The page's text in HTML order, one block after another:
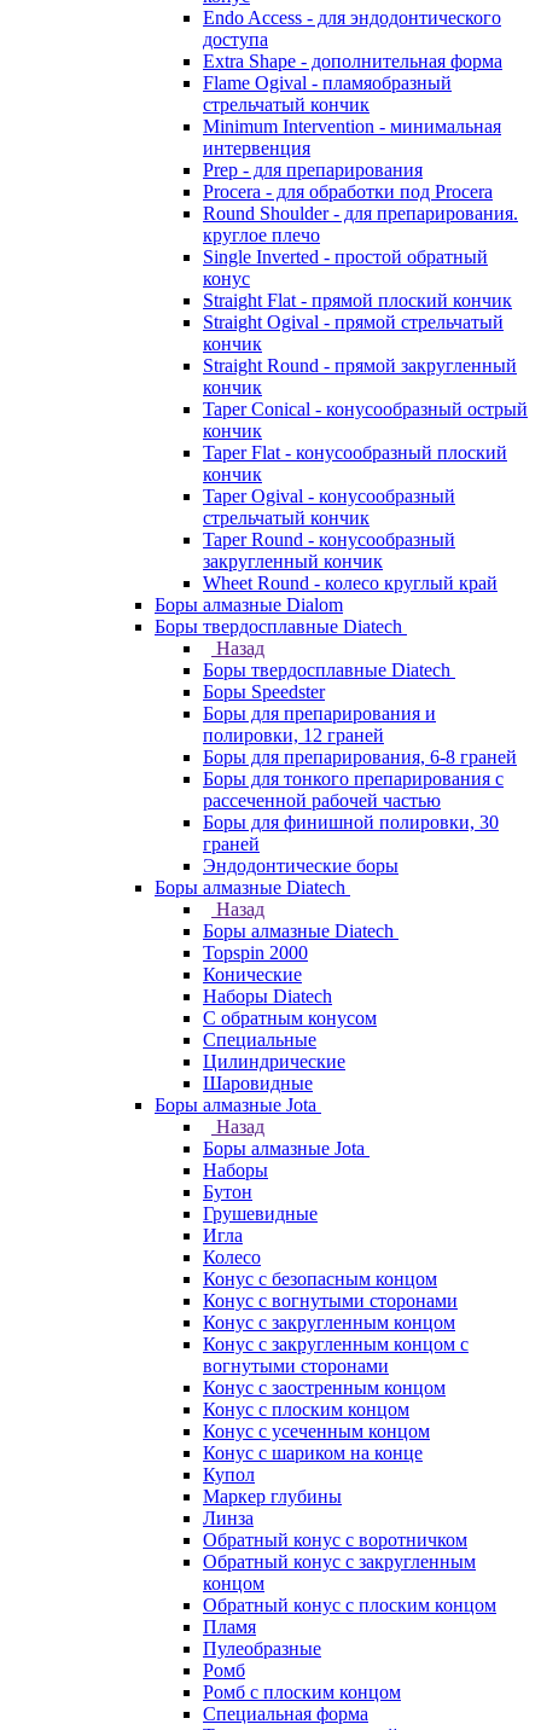
Endo Access - для эндодонтического
доступа
Extra Shape - дополнительная форма
Flame Ogival - пламяобразный
стрельчатый кончик
Minimum Intervention - минимальная
интервенция
Prep - для препарирования
Procera - для обработки под Procera
Round Shoulder - для препарирования.
круглое плечо
Single Inverted - простой обратный
конус
Straight Flat - прямой плоский кончик
Straight Ogival - прямой стрельчатый
кончик
Straight Round - прямой закругленный
кончик
Taper Conical - конусообразный острый
кончик
Taper Flat - конусообразный плоский
кончик
Taper Ogival - конусообразный
стрельчатый кончик
Taper Round - конусообразный
закругленный кончик
Wheet Round - колесо круглый край
Боры алмазные Dialom
Боры твердосплавные Diatech
Назад
Боры твердосплавные Diatech
Боры Speedster
Боры для препарирования и
полировки, 12 граней
Боры для препарирования, 6-8 граней
Боры для тонкого препарирования с
рассеченной рабочей частью
Боры для финишной полировки, 30
граней
Эндодонтические боры
Боры алмазные Diatech
Назад
Боры алмазные Diatech
Topspin 2000
Конические
Наборы Diatech
С обратным конусом
Специальные
Цилиндрические
Шаровидные
Боры алмазные Jota
Назад
Боры алмазные Jota
Наборы
Бутон
Грушевидные
Игла
Колесо
Конус с безопасным концом
Конус с вогнутыми сторонами
Конус с закругленным концом
Конус с закругленным концом с
вогнутыми сторонами
Конус с заостренным концом
Конус с плоским концом
Конус с усеченным концом
Конус с шариком на конце
Купол
Маркер глубины
Линза
Обратный конус с воротничком
Обратный конус с закругленным
концом
Обратный конус с плоским концом
Пламя
Пулеобразные
Ромб
Ромб с плоским концом
Специальная форма